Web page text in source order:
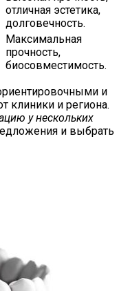
отличная эстетика,
долговечность.
Максимальная
прочность,
биосовместимость.
и
клиники и региона.
у нескольких
и выбрать